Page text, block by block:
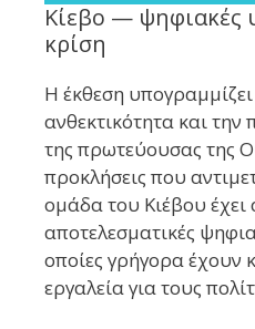
Κίεβο — ψηφιακές
κρίση
Η έκθεση υπογραμμίζει
ανθεκτικότητα και
της πρωτεύουσας της
προκλήσεις που
ομάδα του Κιέβου έχει
αποτελεσματικές
οποίες γρήγορα έχουν
εργαλεία για τους